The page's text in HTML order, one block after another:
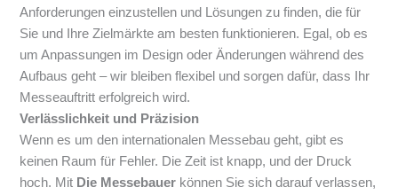
Anforderungen einzustellen und Lösungen zu finden, die für
Sie und Ihre Zielmärkte am besten funktionieren. Egal, ob es
um Anpassungen im Design oder Änderungen während des
Aufbaus geht – wir bleiben flexibel und sorgen dafür, dass Ihr
Messeauftritt erfolgreich wird.
Verlässlichkeit und Präzision
Wenn es um den internationalen Messebau geht, gibt es
keinen Raum für Fehler. Die Zeit ist knapp, und der Druck
hoch. Mit Die Messebauer können Sie sich darauf verlassen,